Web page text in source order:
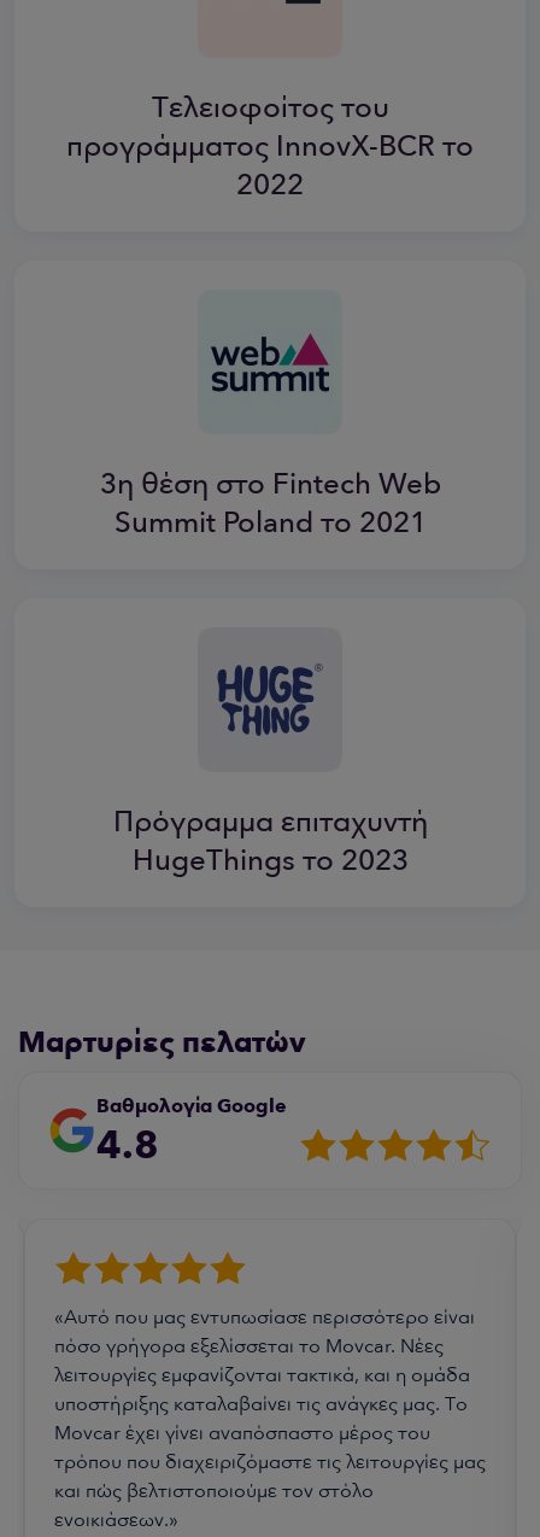
Τελειοφοίτος του
προγράμματος InnovX-BCR το
2022
3η θέση στο Fintech Web
Summit Poland το 2021
Πρόγραμμα επιταχυντή
HugeThings το 2023
Μαρτυρίες πελατών
Βαθμολογία Google
4.8
«Αυτό που μας εντυπωσίασε περισσότερο είναι
πόσο γρήγορα εξελίσσεται το Movcar. Νέες
λειτουργίες εμφανίζονται τακτικά, και η ομάδα
υποστήριξης καταλαβαίνει τις ανάγκες μας. Το
Movcar έχει γίνει αναπόσπαστο μέρος του
τρόπου που διαχειριζόμαστε τις λειτουργίες μας
και πώς βελτιστοποιούμε τον στόλο
ενοικιάσεων.»